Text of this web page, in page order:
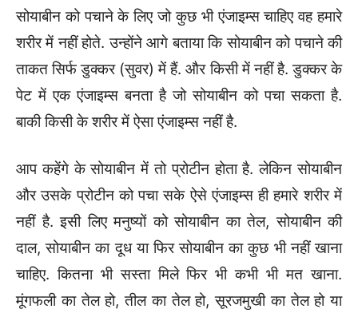
सोयाबीन को पचाने के लिए जो कुछ भी एंजाइम्स चाहिए वह हमारे
शरीर में नहीं होते. उन्होंने आगे बताया कि सोयाबीन को पचाने की
ताकत सिर्फ डुक्कर (सुवर) में हैं. और किसी में नहीं है. डुक्कर के
पेट में एक एंजाइम्स बनता है जो सोयाबीन को पचा सकता है.
बाकी किसी के शरीर में ऐसा एंजाइम्स नहीं है.
आप कहेंगे के सोयाबीन में तो प्रोटीन होता है. लेकिन सोयाबीन
और उसके प्रोटीन को पचा सके ऐसे एंजाइम्स ही हमारे शरीर में
नहीं है. इसी लिए मनुष्यों को सोयाबीन का तेल, सोयाबीन की
दाल, सोयाबीन का दूध या फिर सोयाबीन का कुछ भी नहीं खाना
चाहिए. कितना भी सस्ता मिले फिर भी कभी भी मत खाना.
मूंगफली का तेल हो, तील का तेल हो, सूरजमुखी का तेल हो या